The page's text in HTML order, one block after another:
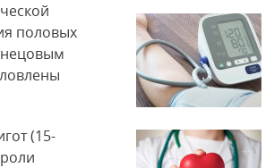
половых
(15-